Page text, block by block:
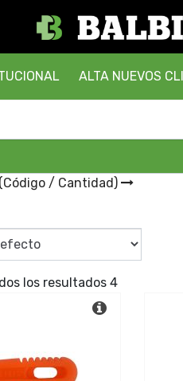
ALTA NUEVOS
/ Cantidad)
los resultados 4